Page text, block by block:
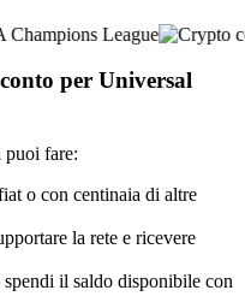
per Universal
puoi fare:
o con centinaia di altre
la rete e ricevere
il saldo disponibile con